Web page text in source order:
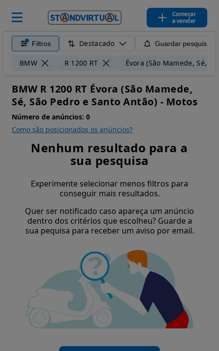
Começar
a vender
Filtros Destacado Guardar pesquisa
BMW R 1200 RT Évora (São Mamede, Sé,
BMW R 1200 RT Évora (São Mamede,
Sé, São Pedro e Santo Antão) - Motos
Número de anúncios: 0
Como são posicionados os anúncios?
Nenhum resultado para a
sua pesquisa
Experimente selecionar menos filtros para
conseguir mais resultados.
Quer ser notificado caso apareça um anúncio
dentro dos critérios que escolheu? Guarde a
sua pequisa para receber um aviso por email.